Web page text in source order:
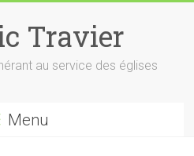
Travier
au service des églises
Menu